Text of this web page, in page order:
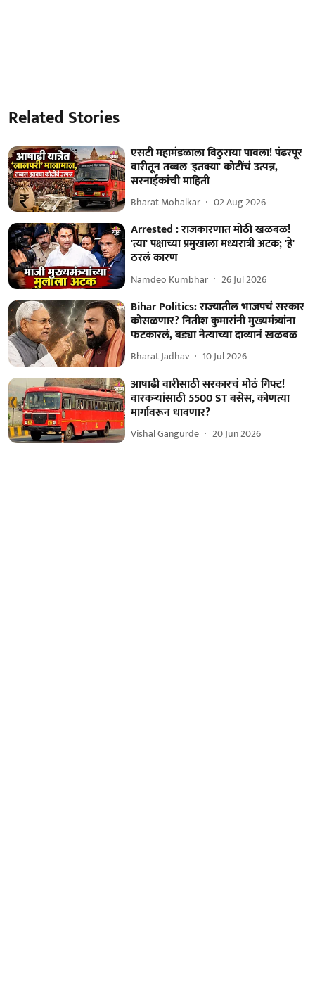
Related Stories
एसटी महामंडळाला विठुराया पावला! पंढरपूर
वारीतून तब्बल 'इतक्या' कोटींचं उत्पन्न,
सरनाईकांची माहिती
Bharat Mohalkar 02 Aug 2026
Arrested : राजकारणात मोठी खळबळ!
'त्या' पक्षाच्या प्रमुखाला मध्यरात्री अटक; 'हे'
ठरलं कारण
Namdeo Kumbhar 26 Jul 2026
Bihar Politics: राज्यातील भाजपचं सरकार
कोसळणार? नितीश कुमारांनी मुख्यमंत्र्यांना
फटकारलं, बड्या नेत्याच्या दाव्यानं खळबळ
Bharat Jadhav 10 Jul 2026
आषाढी वारीसाठी सरकारचं मोठं गिफ्ट!
वारकऱ्यांसाठी 5500 ST बसेस, कोणत्या
मार्गावरून धावणार?
Vishal Gangurde 20 Jun 2026